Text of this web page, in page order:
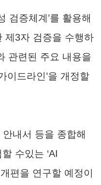
검증체계’를 활용해
제3자 검증을 수행하
관련된 주요 내용을
이드라인’을 개정할
내서 등을 종합해
수있는 ‘AI
편을 연구할 예정이